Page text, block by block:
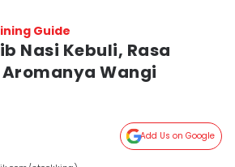
Guide
Nasi Kebuli, Rasa
Wangi
Add Us on Google